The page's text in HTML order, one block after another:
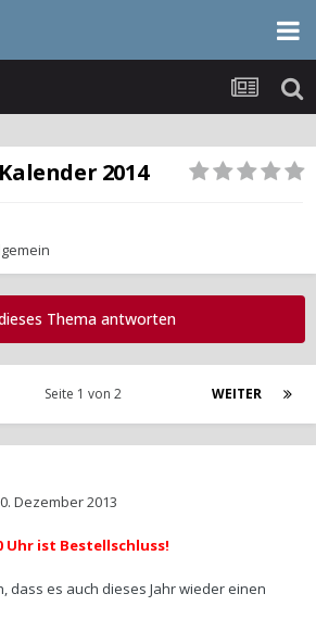
2014
Thema antworten
WEITER
Seite 1 von 2
Dezember 2013
Uhr ist Bestellschluss!
dass es auch dieses Jahr wieder einen